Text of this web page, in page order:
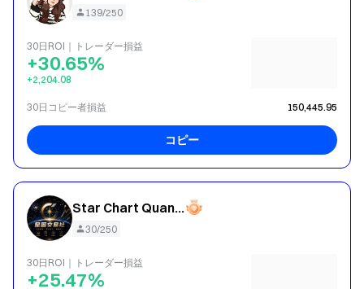
139/250
30日ROI｜トレーダー損益
+30.65%
+2,204.08
30日コピー者損益 150,445.95
コピー
Star Chart Quantitative Society
30/250
30日ROI｜トレーダー損益
+25.47%